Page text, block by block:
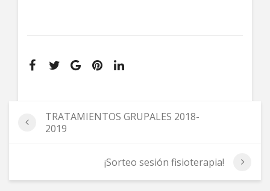
TRATAMIENTOS GRUPALES 2018-
2019
¡Sorteo sesión fisioterapia!